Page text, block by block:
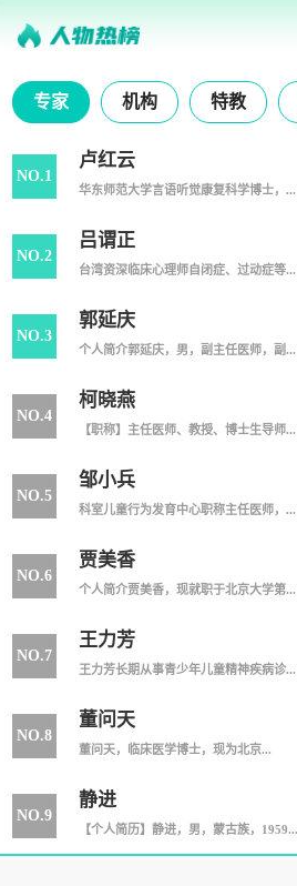
专家 机构 特教
NO.1
卢红云
华东师范大学言语听觉康复科学博士，...
NO.2
吕谓正
台湾资深临床心理师自闭症、过动症等...
NO.3
郭延庆
个人简介郭延庆，男，副主任医师，副...
NO.4
柯晓燕
【职称】主任医师、教授、博士生导师...
NO.5
邹小兵
科室儿童行为发育中心职称主任医师，...
NO.6
贾美香
个人简介贾美香，现就职于北京大学第...
NO.7
王力芳
王力芳长期从事青少年儿童精神疾病诊...
NO.8
董问天
​董问天，临床医学博士，现为北京...
NO.9
静进
【个人简历】静进，男，蒙古族，1959...